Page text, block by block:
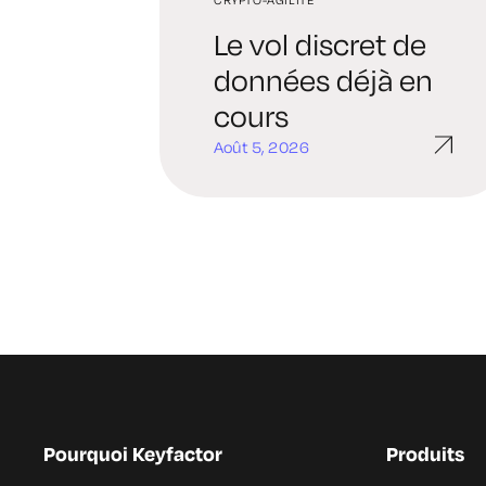
Le vol discret de
données déjà en
cours
Août 5, 2026
Pourquoi Keyfactor Produits